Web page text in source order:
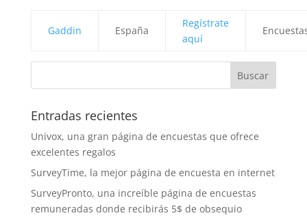
Gaddin España
Regístrate
aquí
Entradas recientes
Univox, una gran página de encuestas que ofrece
excelentes regalos
SurveyTime, la mejor página de encuesta en internet
SurveyPronto, una increíble página de encuestas
remuneradas donde recibirás 5$ de obsequio